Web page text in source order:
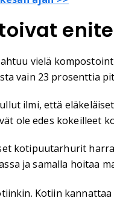
vielä
vain 23 prosenttia
ilmi, että
ole edes kokeilleet
kotipuutarhurit
ja samalla hoitaa
Kotiin kannattaa